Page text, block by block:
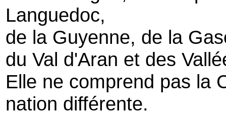
Languedoc,
de la Guyenne, de la
du Val d'Aran et des
Elle ne comprend pas la
nation différente.